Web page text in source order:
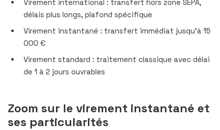
Virement international : transfert hors zone SEPA,
délais plus longs, plafond spécifique
Virement instantané : transfert immédiat jusqu’à 15
000 €
Virement standard : traitement classique avec délai
de 1 à 2 jours ouvrables
Zoom sur le virement instantané et
ses particularités